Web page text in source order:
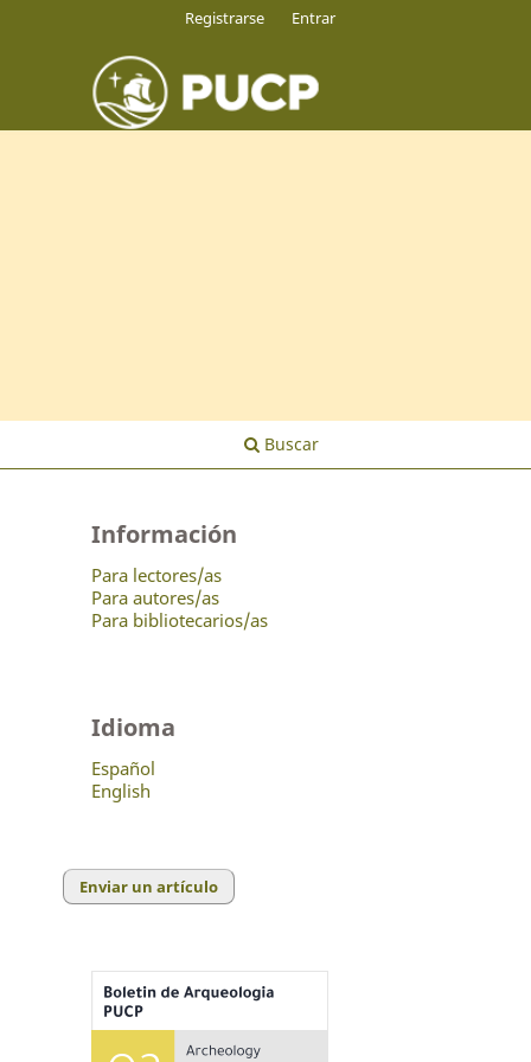
Buscar
Registrarse Entrar
Información
Para lectores/as
Para autores/as
Para bibliotecarios/as
Idioma
Español
English
Enviar un artículo